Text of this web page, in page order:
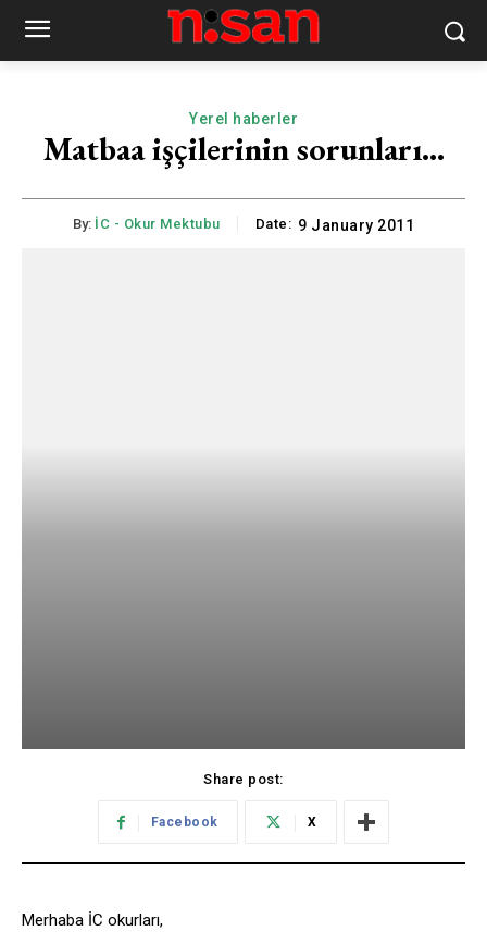
Yerel haberler
Matbaa işçilerinin sorunları…
By: İC - Okur Mektubu Date: 9 January 2011
Share post:
Facebook X
Merhaba İC okurları,